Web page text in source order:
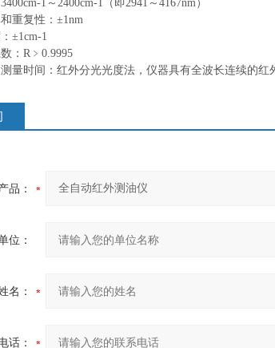
1～2400cm-1（即2941～4167nm）
重复性：±1nm
±1cm-1
：R﹥0.9995
量时间：红外分光光度法，仪器具有全波长连续的红
品：
位：
名：
话：